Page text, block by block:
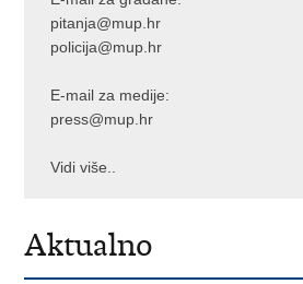
pitanja@mup.hr
policija@mup.hr
E-mail za medije:
press@mup.hr
Vidi više..
Aktualno